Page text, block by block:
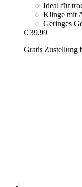
Ideal für
Klinge mit
Geringes
€ 39,99
Gratis Zustellung